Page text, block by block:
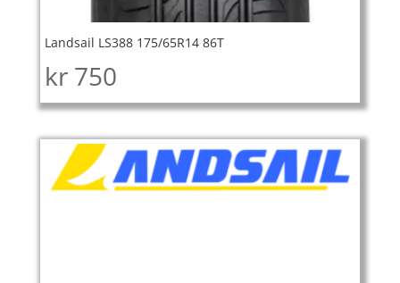
Landsail LS388 175/65R14 86T
kr 750